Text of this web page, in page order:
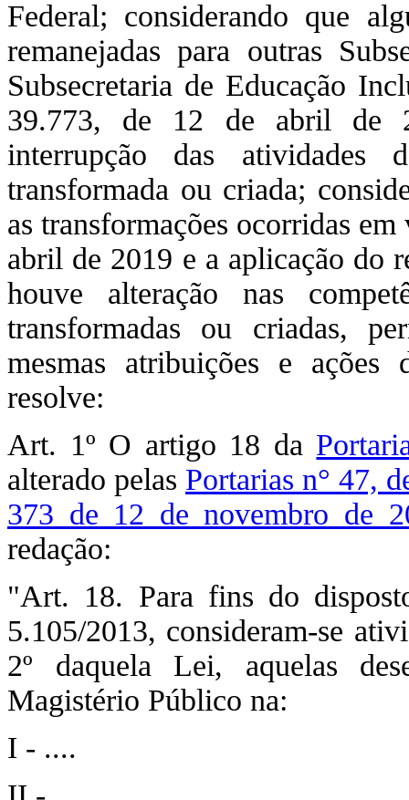
Federal; considerando que
remanejadas para outras
Subsecretaria de Educação
39.773, de 12 de abril de
interrupção das atividades
transformada ou criada;
as transformações ocorridas
abril de 2019 e a aplicação do
houve alteração nas
transformadas ou criadas,
mesmas atribuições e
resolve:
Art. 1º O artigo 18 da
alterado pelas Portarias n° 47,
373 de 12 de novembro de
redação:
"Art. 18. Para fins do
5.105/2013, consideram-se
2º daquela Lei, aquelas
Magistério Público na:
I - ....